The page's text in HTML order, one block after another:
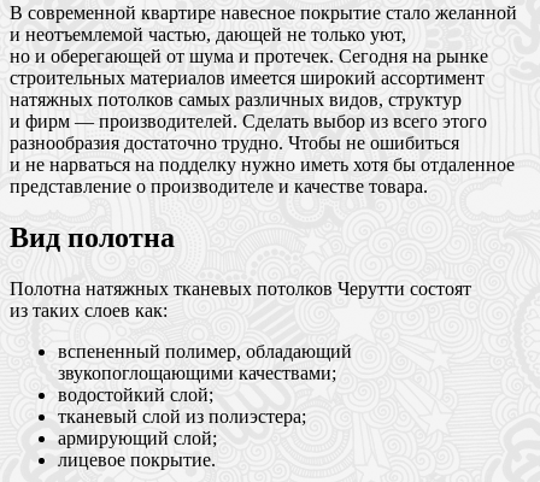
В современной квартире навесное покрытие стало желанной
и неотъемлемой частью, дающей не только уют,
но и оберегающей от шума и протечек. Сегодня на рынке
строительных материалов имеется широкий ассортимент
натяжных потолков самых различных видов, структур
и фирм — производителей. Сделать выбор из всего этого
разнообразия достаточно трудно. Чтобы не ошибиться
и не нарваться на подделку нужно иметь хотя бы отдаленное
представление о производителе и качестве товара.
Вид полотна
Полотна натяжных тканевых потолков Черутти состоят
из таких слоев как:
вспененный полимер, обладающий
звукопоглощающими качествами;
водостойкий слой;
тканевый слой из полиэстера;
армирующий слой;
лицевое покрытие.